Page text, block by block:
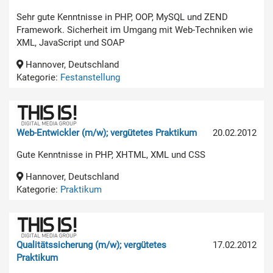
Sehr gute Kenntnisse in PHP, OOP, MySQL und ZEND
Framework. Sicherheit im Umgang mit Web-Techniken wie
XML, JavaScript und SOAP
Hannover, Deutschland
Kategorie: Festanstellung
20.02.2012
Web-Entwickler (m/w); vergütetes Praktikum
Gute Kenntnisse in PHP, XHTML, XML und CSS
Hannover, Deutschland
Kategorie: Praktikum
17.02.2012
Qualitätssicherung (m/w); vergütetes
Praktikum